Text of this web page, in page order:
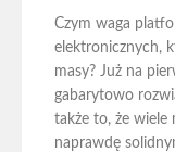
Czym waga
elektronicznych,
masy? Już na
gabarytowo
także to, że wiele
naprawdę